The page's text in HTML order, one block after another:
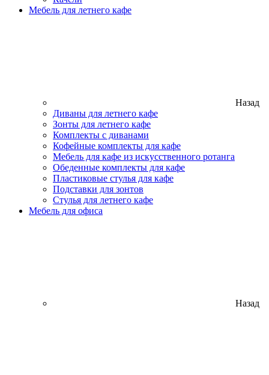
Мебель для летнего кафе
Назад
Диваны для летнего кафе
Зонты для летнего кафе
Комплекты с диванами
Кофейные комплекты для кафе
Мебель для кафе из искусственного ротанга
Обеденные комплекты для кафе
Пластиковые стулья для кафе
Подставки для зонтов
Стулья для летнего кафе
Мебель для офиса
Назад